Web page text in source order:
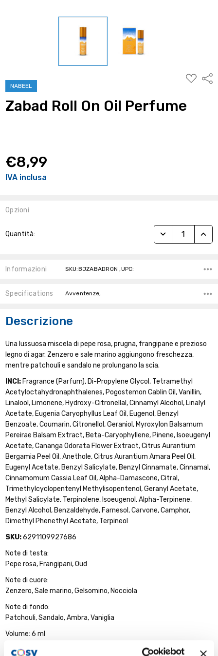
NABEEL
ALLA
Zabad Roll On Oil Perfume
€8,99
IVA inclusa
Opzioni
Attuale:
Quantità: RIDUCI
Informazioni SKU:BJZABADRON ,UPC:
Specifications Avventenze,
Descrizione
Una lussuosa miscela di pepe rosa, prugna, frangipane e prezioso
legno di agar. Zenzero e sale marino aggiungono freschezza,
mentre patchouli e sandalo ne prolungano la scia.
INCI: Fragrance (Parfum), Di-Propylene Glycol, Tetramethyl
Acetyloctahydronaphthalenes, Pogostemon Cablin Oil, Vanillin,
Linalool, Limonene, Hydroxy-Citronellal, Cinnamyl Alcohol, Linalyl
Acetate, Eugenia Caryophyllus Leaf Oil, Eugenol, Benzyl
Benzoate, Coumarin, Citronellol, Geraniol, Myroxylon Balsamum
Pereirae Balsam Extract, Beta-Caryophyllene, Pinene, Isoeugenyl
Acetate, Cananga Odorata Flower Extract, Citrus Aurantium
Bergamia Peel Oil, Anethole, Citrus Aurantium Amara Peel Oil,
Eugenyl Acetate, Benzyl Salicylate, Benzyl Cinnamate, Cinnamal,
Cinnamomum Cassia Leaf Oil, Alpha-Damascone, Citral,
Trimethylcyclopentenyl Methylisopentenol, Geranyl Acetate,
Methyl Salicylate, Terpinolene, Isoeugenol, Alpha-Terpinene,
Benzyl Alcohol, Benzaldehyde, Farnesol, Carvone, Camphor,
Dimethyl Phenethyl Acetate, Terpineol
SKU:6291109927686
Note di testa:
Pepe rosa, Frangipani, Oud
Note di cuore:
Zenzero, Sale marino, Gelsomino, Nocciola
Note di fondo:
Patchouli, Sandalo, Ambra, Vaniglia
Volume: 6 ml
Oil Perfume roll-on 6 ml